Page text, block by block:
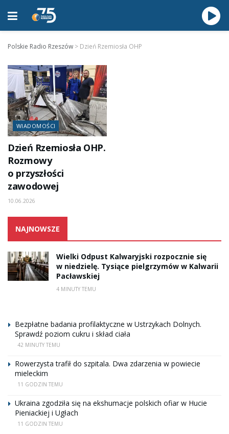
Polskie Radio Rzeszów > Dzień Rzemiosła OHP
WIADOMOŚCI
Dzień Rzemiosła OHP.
Rozmowy
o przyszłości
zawodowej
10.06.2026
NAJNOWSZE
Wielki Odpust Kalwaryjski rozpocznie się
w niedzielę. Tysiące pielgrzymów w Kalwarii
Pacławskiej
4 MINUTY TEMU
Bezpłatne badania profilaktyczne w Ustrzykach Dolnych.
Sprawdź poziom cukru i skład ciała
42 MINUTY TEMU
Rowerzysta trafił do szpitala. Dwa zdarzenia w powiecie
mieleckim
11 GODZIN TEMU
Ukraina zgodziła się na ekshumacje polskich ofiar w Hucie
Pieniackiej i Ugłach
11 GODZIN TEMU